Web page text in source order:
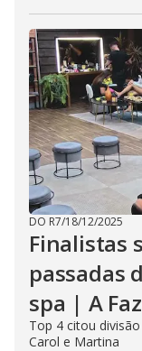
DO R7/18/12/2025
Finalistas
passadas
spa | A
Top 4 citou
Carol e Martina